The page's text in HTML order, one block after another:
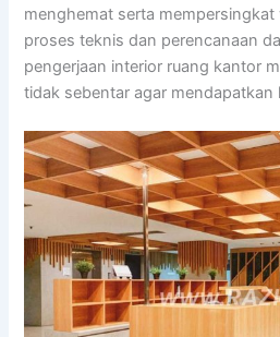
menghemat serta
proses teknis dan perencanaan
pengerjaan interior ruang kantor
tidak sebentar agar mendapatkan